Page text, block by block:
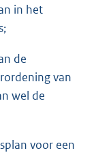
in het
de
van
wel de
voor een